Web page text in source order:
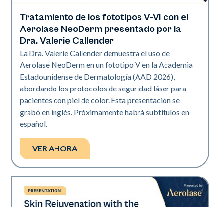
Neo Elite | Presentaciones
Tratamiento de los fototipos V-VI con el
Aerolase NeoDerm presentado por la
Dra. Valerie Callender
La Dra. Valerie Callender demuestra el uso de
Aerolase NeoDerm en un fototipo V en la Academia
Estadounidense de Dermatología (AAD 2026),
abordando los protocolos de seguridad láser para
pacientes con piel de color. Esta presentación se
grabó en inglés. Próximamente habrá subtítulos en
español.
VER AHORA